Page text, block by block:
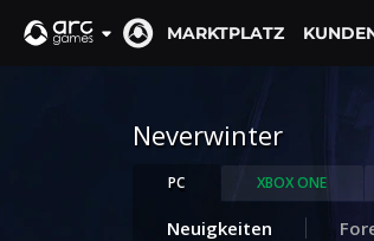
MARKTPLATZ
Neverwinter
PC XBOX ONE
Neuigkeiten